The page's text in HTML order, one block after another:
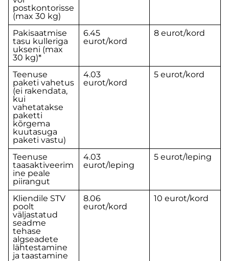
postkontorisse
(max 30 kg)
Pakisaatmise
tasu kulleriga
ukseni (max
30 kg)*
6.45
eurot/kord
8 eurot/kord
Teenuse
paketi vahetus
(ei rakendata,
kui
vahetatakse
paketti
kõrgema
kuutasuga
paketi vastu)
4.03
eurot/kord
5 eurot/kord
Teenuse
taasaktiveerim
ine peale
piirangut
4.03
eurot/leping
5 eurot/leping
Kliendile STV
poolt
väljastatud
seadme
tehase
algseadete
lähtestamine
ja taastamine
8.06
eurot/kord
10 eurot/kord